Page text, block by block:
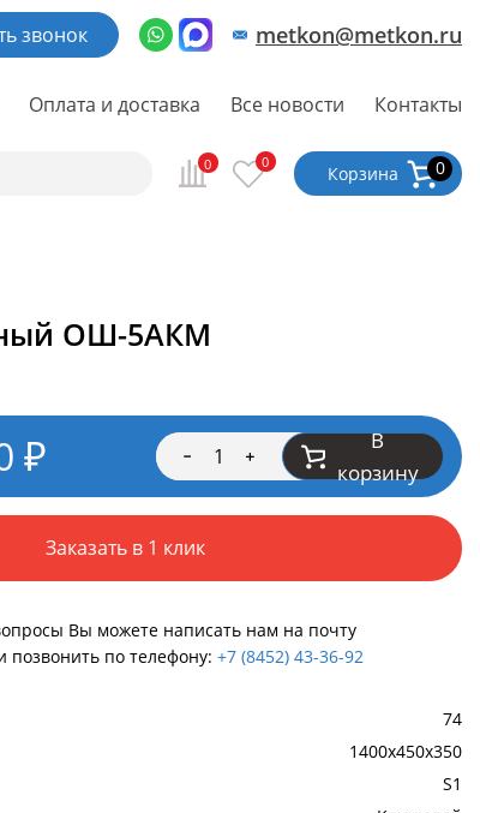
звонок metkon@metkon.ru
Оплата и доставка Все новости Контакты
0 0 Корзина 0
ОШ-5АКМ
₽
В
корзину
Заказать в 1 клик
Вы можете написать нам на почту
позвонить по телефону: +7 (8452) 43-36-92
74
1400x450x350
S1